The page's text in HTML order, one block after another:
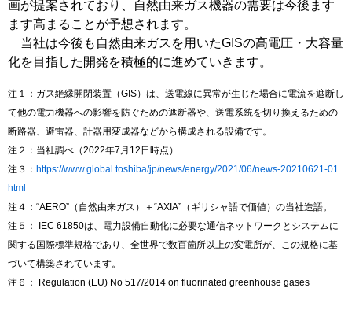
画が提案されており、自然由来ガス機器の需要は今後ます
ます高まることが予想されます。
当社は今後も自然由来ガスを用いたGISの高電圧・大容量
化を目指した開発を積極的に進めていきます。
注１：ガス絶縁開閉装置（GIS）は、送電線に異常が生じた場合に電流を遮断し
て他の電力機器への影響を防ぐための遮断器や、送電系統を切り換えるための
断路器、避雷器、計器用変成器などから構成される設備です。
注２：当社調べ（2022年7月12日時点）
注３： https://www.global.toshiba/jp/news/energy/2021/06/news-20210621-01.
html
注４：“AERO”（自然由来ガス）＋“AXIA”（ギリシャ語で価値）の当社造語。
注５： IEC 61850は、電力設備自動化に必要な通信ネットワークとシステムに
関する国際標準規格であり、全世界で数百箇所以上の変電所が、この規格に基
づいて構築されています。
注６： Regulation (EU) No 517/2014 on fluorinated greenhouse gases